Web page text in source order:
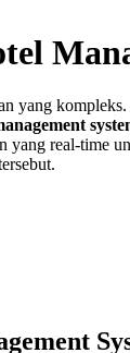
yang
yang real-time